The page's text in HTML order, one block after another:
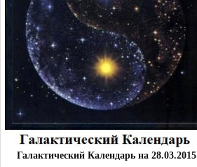
Галактический Календарь на 28.03.2015